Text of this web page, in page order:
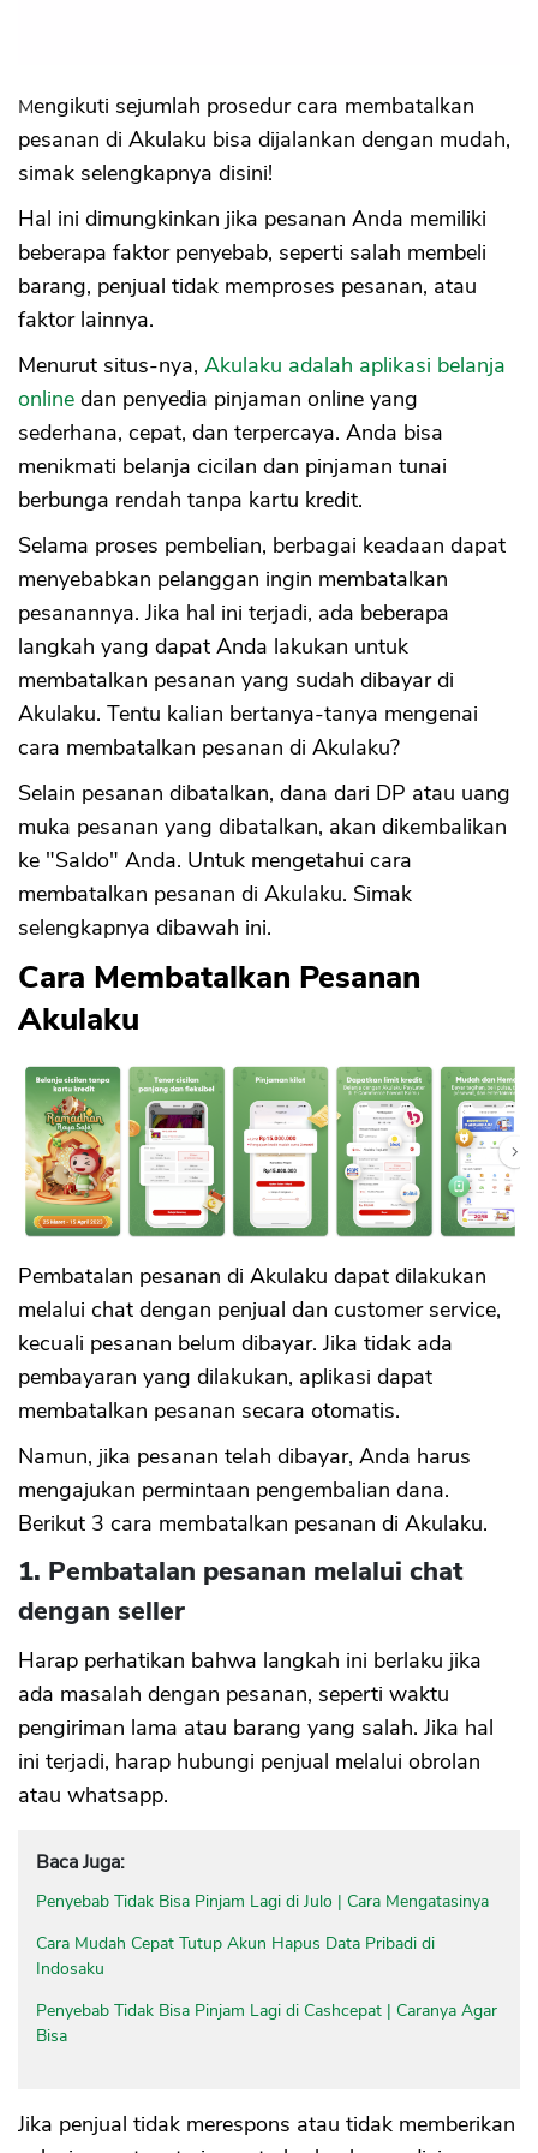
Mengikuti sejumlah prosedur cara membatalkan
pesanan di Akulaku bisa dijalankan dengan mudah,
simak selengkapnya disini!
Hal ini dimungkinkan jika pesanan Anda memiliki
beberapa faktor penyebab, seperti salah membeli
barang, penjual tidak memproses pesanan, atau
faktor lainnya.
Menurut situs-nya, Akulaku adalah aplikasi belanja
online dan penyedia pinjaman online yang
sederhana, cepat, dan terpercaya. Anda bisa
menikmati belanja cicilan dan pinjaman tunai
berbunga rendah tanpa kartu kredit.
Selama proses pembelian, berbagai keadaan dapat
menyebabkan pelanggan ingin membatalkan
pesanannya. Jika hal ini terjadi, ada beberapa
langkah yang dapat Anda lakukan untuk
membatalkan pesanan yang sudah dibayar di
Akulaku. Tentu kalian bertanya-tanya mengenai
cara membatalkan pesanan di Akulaku?
Selain pesanan dibatalkan, dana dari DP atau uang
muka pesanan yang dibatalkan, akan dikembalikan
ke "Saldo" Anda. Untuk mengetahui cara
membatalkan pesanan di Akulaku. Simak
selengkapnya dibawah ini.
Cara Membatalkan Pesanan
Akulaku
Pembatalan pesanan di Akulaku dapat dilakukan
melalui chat dengan penjual dan customer service,
kecuali pesanan belum dibayar. Jika tidak ada
pembayaran yang dilakukan, aplikasi dapat
membatalkan pesanan secara otomatis.
Namun, jika pesanan telah dibayar, Anda harus
mengajukan permintaan pengembalian dana.
Berikut 3 cara membatalkan pesanan di Akulaku.
1. Pembatalan pesanan melalui chat
dengan seller
Harap perhatikan bahwa langkah ini berlaku jika
ada masalah dengan pesanan, seperti waktu
pengiriman lama atau barang yang salah. Jika hal
ini terjadi, harap hubungi penjual melalui obrolan
atau whatsapp.
Baca Juga:
Penyebab Tidak Bisa Pinjam Lagi di Julo | Cara Mengatasinya
Cara Mudah Cepat Tutup Akun Hapus Data Pribadi di
Indosaku
Penyebab Tidak Bisa Pinjam Lagi di Cashcepat | Caranya Agar
Bisa
Jika penjual tidak merespons atau tidak memberikan